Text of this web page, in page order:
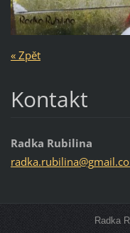
« Zpět
Kontakt
Radka Rubilina
radka.rubilina@g
Radka